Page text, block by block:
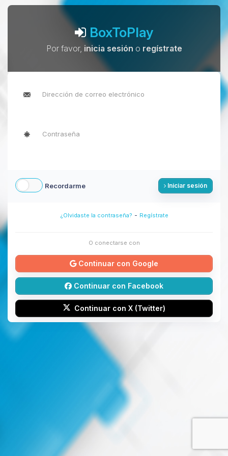
BoxToPlay
Por favor, inicia sesión o regístrate
Recordarme Iniciar sesión
¿Olvidaste la contraseña? - Regístrate
O conectarse con
Continuar con Google
Continuar con Facebook
Continuar con X (Twitter)